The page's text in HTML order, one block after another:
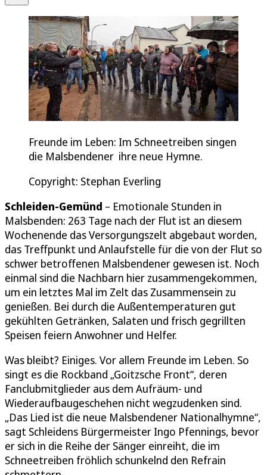
Freunde im Leben: Im Schneetreiben singen
die Malsbendener ihre neue Hymne.
Copyright: Stephan Everling
Schleiden-Gemünd – Emotionale Stunden in
Malsbenden: 263 Tage nach der Flut ist an diesem
Wochenende das Versorgungszelt abgebaut worden,
das Treffpunkt und Anlaufstelle für die von der Flut so
schwer betroffenen Malsbendener gewesen ist. Noch
einmal sind die Nachbarn hier zusammengekommen,
um ein letztes Mal im Zelt das Zusammensein zu
genießen. Bei durch die Außentemperaturen gut
gekühlten Getränken, Salaten und frisch gegrillten
Speisen feiern Anwohner und Helfer.
Was bleibt? Einiges. Vor allem Freunde im Leben. So
singt es die Rockband „Goitzsche Front“, deren
Fanclubmitglieder aus dem Aufräum- und
Wiederaufbaugeschehen nicht wegzudenken sind.
„Das Lied ist die neue Malsbendener Nationalhymne“,
sagt Schleidens Bürgermeister Ingo Pfennings, bevor
er sich in die Reihe der Sänger einreiht, die im
Schneetreiben fröhlich schunkelnd den Refrain